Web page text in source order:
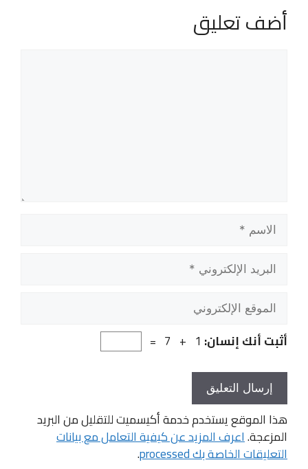
أضف تعليق
الاسم
البريد
الإلكتروني
الموقع
الإلكتروني
أثبت أنك إنسان: 1 + 7 =
هذا الموقع يستخدم خدمة أكيسميت للتقليل من البريد
المزعجة.اعرف المزيد عن كيفية التعامل مع بيانات
التعليقات الخاصة بك processed .